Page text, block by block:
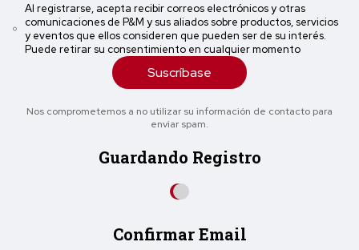
Al registrarse, acepta recibir correos electrónicos y otras
comunicaciones de P&M y sus aliados sobre productos, servicios
y eventos que ellos consideren que pueden ser de su interés.
Puede retirar su consentimiento en cualquier momento
Suscríbase
Nos comprometemos a no utilizar su información de contacto para
enviar spam.
Guardando Registro
Confirmar Email